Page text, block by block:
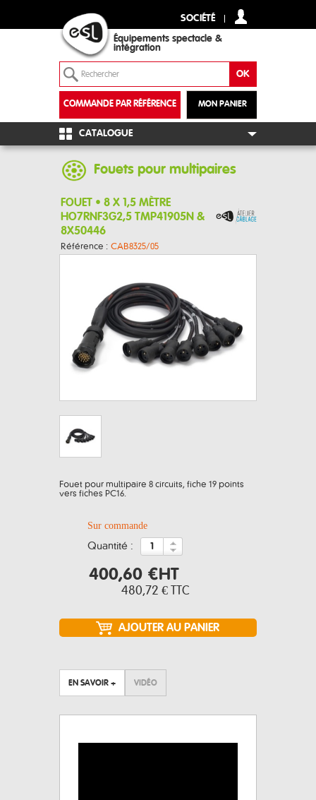
SOCIÉTÉ
Équipements spectacle &
intégration
MON PANIER
COMMANDE PAR RÉFÉRENCE
+
CATALOGUE
Fouets pour multipaires
FOUET • 8 X 1,5 MÈTRE
HO7RNF3G2,5 TMP41905N &
8X50446
Référence : CAB8325/05
Fouet pour multipaire 8 circuits, fiche 19 points
vers fiches PC16.
Sur commande
quantité :
400,60 €HT
480,72 € TTC
EN SAVOIR + VIDÉO